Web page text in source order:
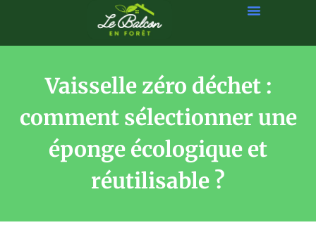
Vaisselle zéro déchet :
comment sélectionner une
éponge écologique et
réutilisable ?